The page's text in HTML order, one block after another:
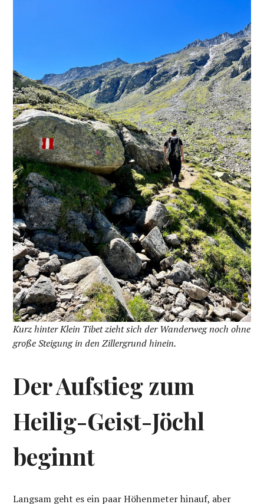
Kurz hinter Klein Tibet zieht sich der Wanderweg noch ohne
große Steigung in den Zillergrund hinein.
Der Aufstieg zum
Heilig-Geist-Jöchl
beginnt
Langsam geht es ein paar Höhenmeter hinauf, aber